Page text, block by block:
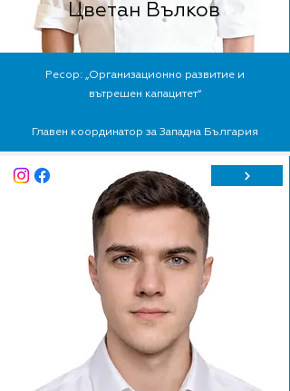
Цветан Вълков
Ресор: „Организационно развитие и
вътрешен капацитет“
Главен координатор за Западна България